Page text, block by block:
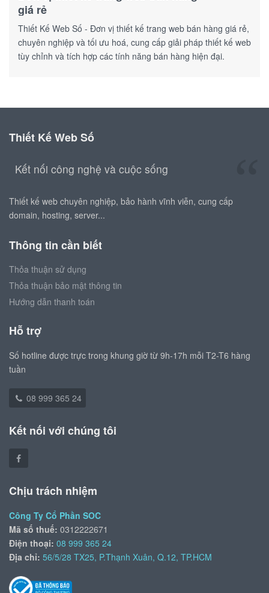
giá rẻ
Thiết Kế Web Số - Đơn vị thiết kế trang web bán hàng giá rẻ,
chuyên nghiệp và tối ưu hoá, cung cấp giải pháp thiết kế web
tùy chỉnh và tích hợp các tính năng bán hàng hiện đại.
Thiết Kế Web Số
Kết nối công nghệ và cuộc sống
Thiết kế web chuyên nghiệp, bảo hành vĩnh viễn, cung cấp
domain, hosting, server...
Thông tin cần biết
Thỏa thuận sử dụng
Thỏa thuận bảo mật thông tin
Hướng dẫn thanh toán
Hỗ trợ
Số hotline được trực trong khung giờ từ 9h-17h mỗi T2-T6 hàng
tuần
08 999 365 24
Kết nối với chúng tôi
Chịu trách nhiệm
Công Ty Cổ Phần SOC
Mã số thuế: 0312222671
Điện thoại: 08 999 365 24
Địa chỉ: 56/5/28 TX25, P.Thạnh Xuân, Q.12, TP.HCM